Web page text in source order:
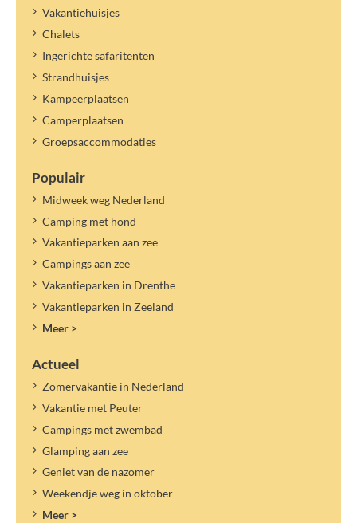
Vakantiehuisjes
Chalets
Ingerichte safaritenten
Strandhuisjes
Kampeerplaatsen
Camperplaatsen
Groepsaccommodaties
Populair
Midweek weg Nederland
Camping met hond
Vakantieparken aan zee
Campings aan zee
Vakantieparken in Drenthe
Vakantieparken in Zeeland
Meer >
Actueel
Zomervakantie in Nederland
Vakantie met Peuter
Campings met zwembad
Glamping aan zee
Geniet van de nazomer
Weekendje weg in oktober
Meer >